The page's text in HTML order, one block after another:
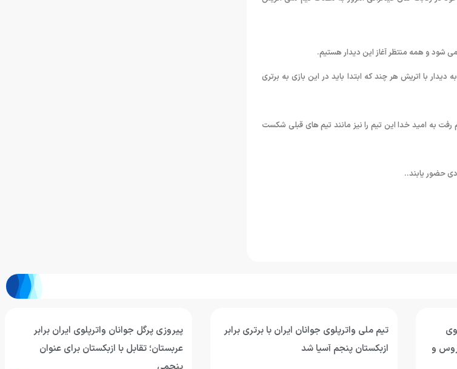
شود و همه منتظر آغاز این دیدار هستیم.
با اتریش هر چند که ابتدا باید در این بازی به برتری
به امید خدا این تیم را نیز مانند تیم های قبلی شکست
پیروزی پرگل جوانان واترپلوی ایران برابر
عربستان؛ تقابل با ازبکستان برای عنوان
سومین برد جوانان واترپلوی ایران با شکست
پرگل سریلانکا/ نوبت به قزاقستان رسید